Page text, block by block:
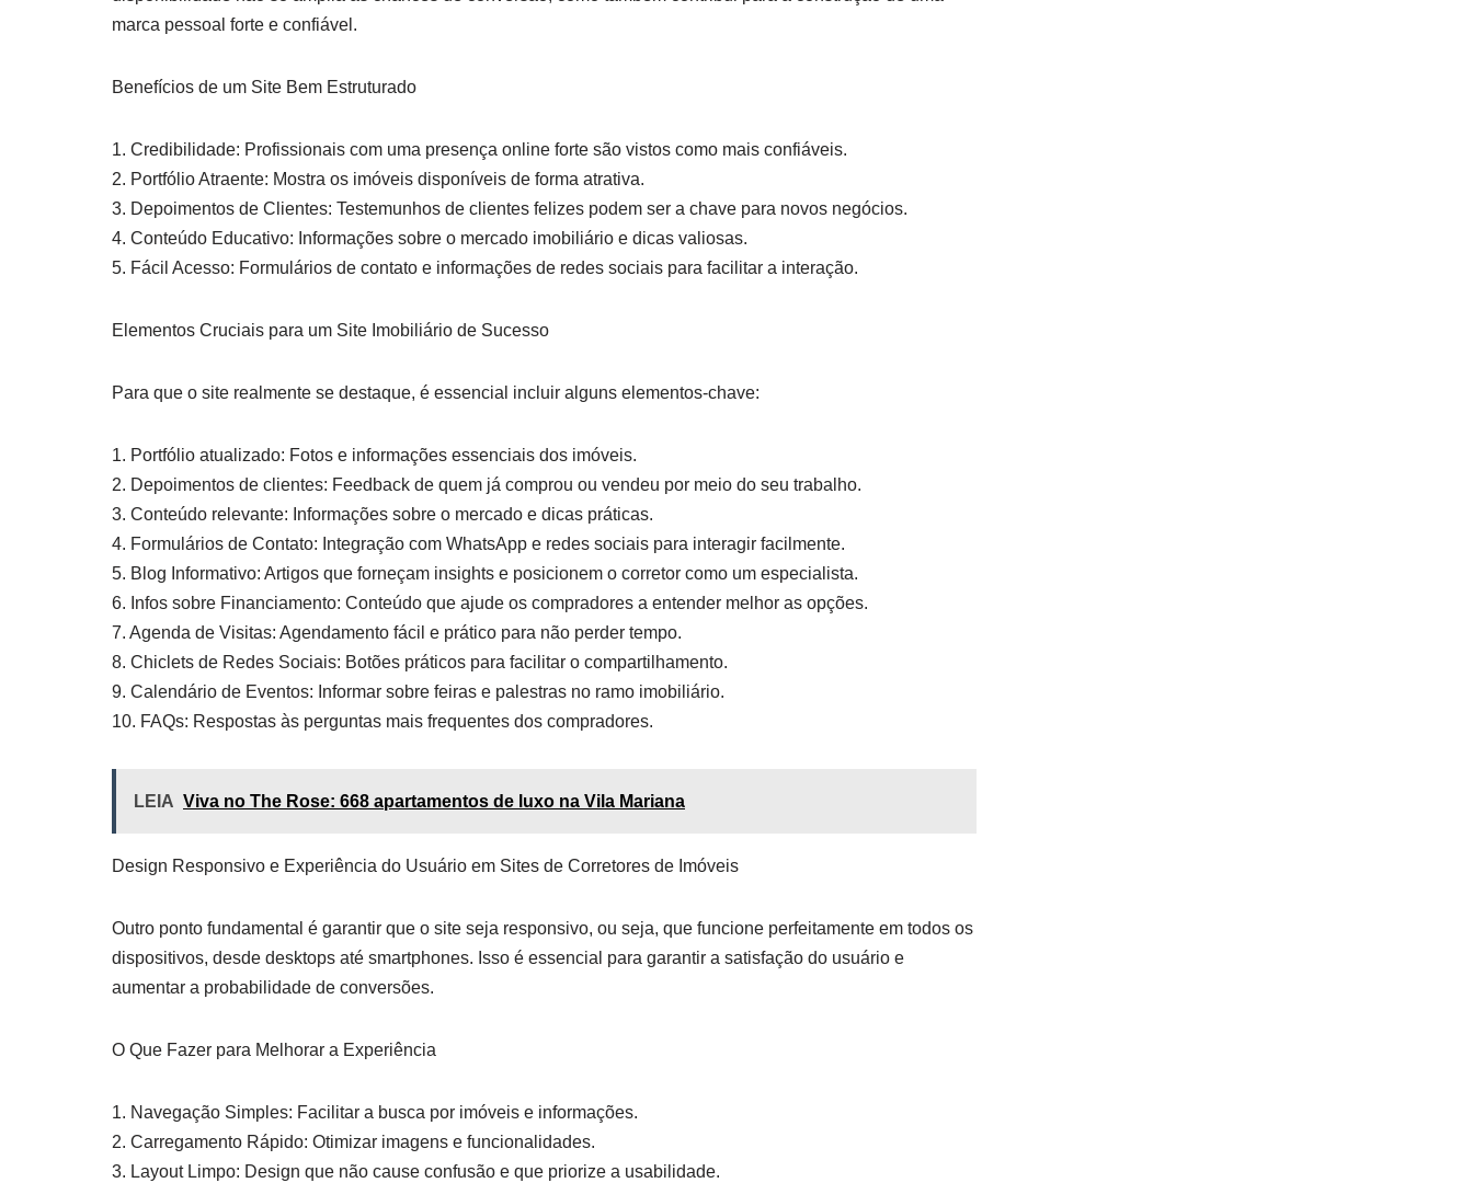
marca pessoal forte e confiável.
Benefícios de um Site Bem Estruturado
1. Credibilidade: Profissionais com uma presença online forte são vistos como mais confiáveis.
2. Portfólio Atraente: Mostra os imóveis disponíveis de forma atrativa.
3. Depoimentos de Clientes: Testemunhos de clientes felizes podem ser a chave para novos negócios.
4. Conteúdo Educativo: Informações sobre o mercado imobiliário e dicas valiosas.
5. Fácil Acesso: Formulários de contato e informações de redes sociais para facilitar a interação.
Elementos Cruciais para um Site Imobiliário de Sucesso
Para que o site realmente se destaque, é essencial incluir alguns elementos-chave:
1. Portfólio atualizado: Fotos e informações essenciais dos imóveis.
2. Depoimentos de clientes: Feedback de quem já comprou ou vendeu por meio do seu trabalho.
3. Conteúdo relevante: Informações sobre o mercado e dicas práticas.
4. Formulários de Contato: Integração com WhatsApp e redes sociais para interagir facilmente.
5. Blog Informativo: Artigos que forneçam insights e posicionem o corretor como um especialista.
6. Infos sobre Financiamento: Conteúdo que ajude os compradores a entender melhor as opções.
7. Agenda de Visitas: Agendamento fácil e prático para não perder tempo.
8. Chiclets de Redes Sociais: Botões práticos para facilitar o compartilhamento.
9. Calendário de Eventos: Informar sobre feiras e palestras no ramo imobiliário.
10. FAQs: Respostas às perguntas mais frequentes dos compradores.
LEIA Viva no The Rose: 668 apartamentos de luxo na Vila Mariana
Design Responsivo e Experiência do Usuário em Sites de Corretores de Imóveis
Outro ponto fundamental é garantir que o site seja responsivo, ou seja, que funcione perfeitamente em todos os
dispositivos, desde desktops até smartphones. Isso é essencial para garantir a satisfação do usuário e
aumentar a probabilidade de conversões.
O Que Fazer para Melhorar a Experiência
1. Navegação Simples: Facilitar a busca por imóveis e informações.
2. Carregamento Rápido: Otimizar imagens e funcionalidades.
3. Layout Limpo: Design que não cause confusão e que priorize a usabilidade.